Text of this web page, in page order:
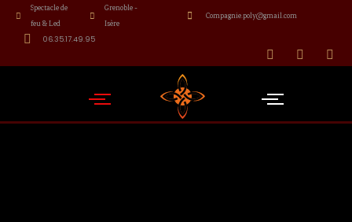
Spectacle de
feu & Led
Grenoble -
Isère
Compagnie.poly@gmail.com
06.35.17.49.95